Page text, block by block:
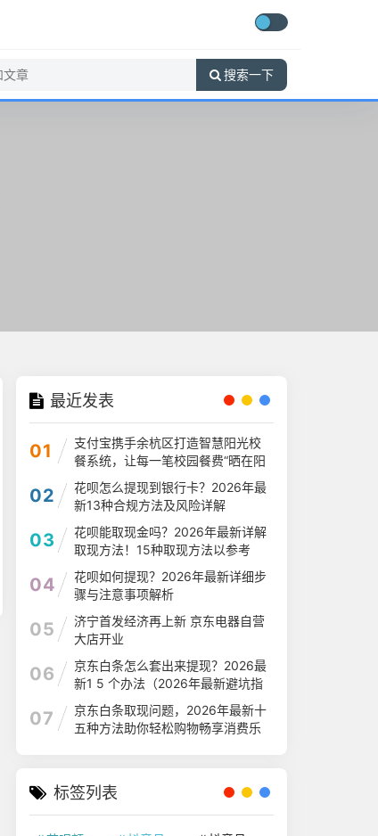
搜索一下
最近发表
01
支付宝携手余杭区打造智慧阳光校
餐系统，让每一笔校园餐费“晒在阳
光下
02
花呗怎么提现到银行卡？2026年最
新13种合规方法及风险详解
03
花呗能取现金吗？2026年最新详解
取现方法！15种取现方法以参考
04
花呗如何提现？2026年最新详细步
骤与注意事项解析
05
济宁首发经济再上新 京东电器自营
大店开业
06
京东白条怎么套出来提现？2026最
新1 5 个办法（2026年最新避坑指
南）
07
京东白条取现问题，2026年最新十
五种方法助你轻松购物畅享消费乐
标签列表